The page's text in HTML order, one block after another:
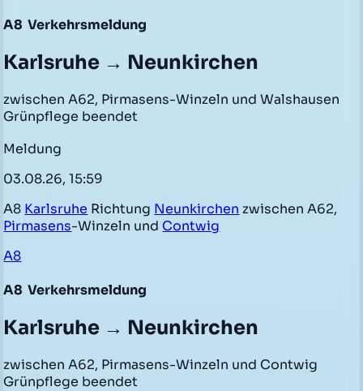
A8 Verkehrsmeldung
Karlsruhe → Neunkirchen
zwischen A62, Pirmasens-Winzeln und Walshausen
Grünpflege beendet
Meldung
03.08.26, 15:59
A8 Karlsruhe Richtung Neunkirchen zwischen A62,
Pirmasens-Winzeln und Contwig
A8
A8 Verkehrsmeldung
Karlsruhe → Neunkirchen
zwischen A62, Pirmasens-Winzeln und Contwig
Grünpflege beendet